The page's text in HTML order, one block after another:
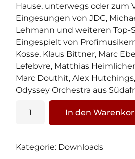
Hause, unterwegs oder zum
Eingesungen von JDC,
Lehmann und weiteren Top-
Eingespielt von
Kosse, Klaus Bittner, Marc
Lefebvre, Matthias
Marc Douthit, Alex
Odyssey Orchestra aus
&
Message
In den
Kategorie: Downloads